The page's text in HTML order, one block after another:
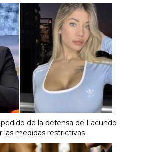
de la defensa de Facundo
las medidas restrictivas